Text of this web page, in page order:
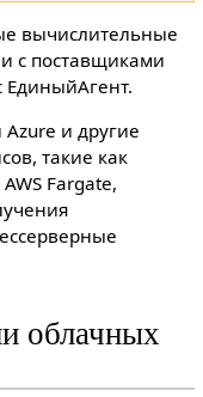
вычислительные
с поставщиками
ЕдиныйАгент.
и другие
такие как
Fargate,
облачных